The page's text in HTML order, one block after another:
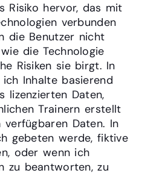
Risiko hervor, das mit
verbunden
die Benutzer nicht
die Technologie
Risiken sie birgt. In
Inhalte basierend
lizenzierten Daten,
Trainern erstellt
Daten. In
gebeten werde, fiktive
oder wenn ich
zu beantworten, zu